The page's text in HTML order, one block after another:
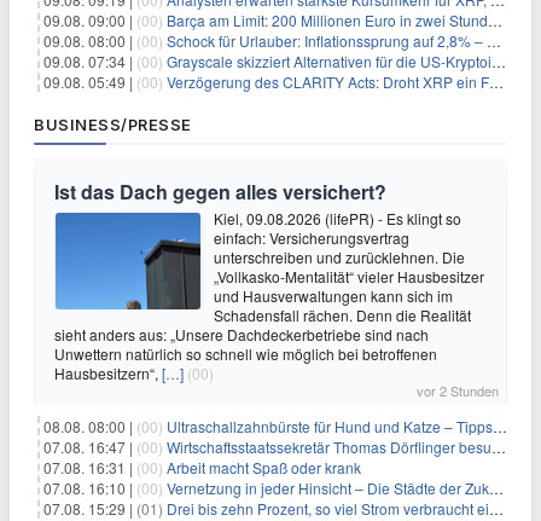
09.08. 09:00 | (00) Barça am Limit: 200 Millionen Euro in zwei Stunden – warum dieser Schuldentrip hochgefährlich wird
09.08. 08:00 | (00) Schock für Urlauber: Inflationssprung auf 2,8% – Diese Preise explodieren jetzt
09.08. 07:34 | (00) Grayscale skizziert Alternativen für die US-Kryptoindustrie ohne CLARITY Act
09.08. 05:49 | (00) Verzögerung des CLARITY Acts: Droht XRP ein Fall unter die $1-Marke?
BUSINESS/PRESSE
Ist das Dach gegen alles versichert?
Kiel, 09.08.2026 (lifePR) - Es klingt so
einfach: Versicherungsvertrag
unterschreiben und zurücklehnen. Die
„Vollkasko-Mentalität“ vieler Hausbesitzer
und Hausverwaltungen kann sich im
Schadensfall rächen. Denn die Realität
sieht anders aus: „Unsere Dachdeckerbetriebe sind nach
Unwettern natürlich so schnell wie möglich bei betroffenen
Hausbesitzern“, […] (00)
vor 2 Stunden
08.08. 08:00 | (00) Ultraschallzahnbürste für Hund und Katze – Tipps zur erfolgreichen Eingewöhnung
07.08. 16:47 | (00) Wirtschaftsstaatssekretär Thomas Dörflinger besucht Handwerksbetrieb im Kammerbezirk Freiburg
07.08. 16:31 | (00) Arbeit macht Spaß oder krank
07.08. 16:10 | (00) Vernetzung in jeder Hinsicht – Die Städte der Zukunft sind grün-blau
07.08. 15:29 | (01) Drei bis zehn Prozent, so viel Strom verbraucht ein Aufzug im Gebäude